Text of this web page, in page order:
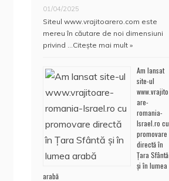
01/04/2025
Siteul www.vrajitoarero.com este
mereu în căutare de noi dimensiuni
privind … Citește mai mult »
Am lansat
site-ul
www.vrajito
are-
romania-
Israel.ro cu
promovare
directă în
Țara Sfântă
și în lumea
arabă